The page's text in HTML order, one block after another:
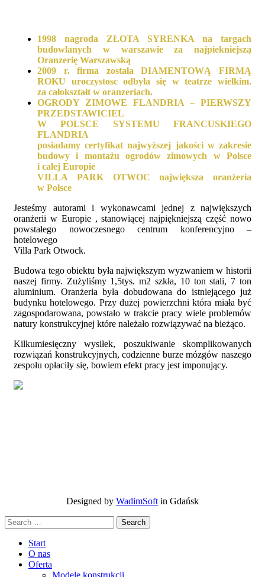
1998 nagroda ZŁOTA SYRENKA na targach
budowlanych w warszawie za najpiekniejszą
Oranzerię Warszawską
2009 r. firma została DIAMENTOWĄ FIRMĄ
ROKU uroczystosc odbyła się w teatrze wielkim.
za całokształt w oranzeriach.
OGRODY ZIMOWE FLANDRIA – PIERWSZY
PRZEDSTAWICIEL
W POLSCE SYSTEMU FRANCUSKIEGO
FLANDRIA
posiadamy certyfikat najwyższej jakości w zakresie
budowy i montażu ogrodów zimowych w Polsce
i całej Europie
VILLA PARK OTWOC największa oranżeria
w Polsce
Jesteśmy autorami i wykonawcami jednej z największych
oranżerii w Europie , stanowiącej najpiękniejszą część nowo
powstałego nowoczesnego centrum konferencyjno –
hotelowego
Villa Park Otwock.
Budowa tego obiektu była największym wyzwaniem w historii
naszej firmy. Zużyliśmy 1,5tys. m2 szkła, 10 ton stali, 7 ton
aluminium. Oranżeria była dobudowana do istniejącego już
budynku hotelowego. Przy dużej powierzchni która miała być
zagospodarowana, powstało w trakcie pracy wiele problemów
natury konstrukcyjnej które należało rozwiązywać na bieżąco.
Kilkumiesięczny wysiłek, poszukiwanie skomplikowanych
rozwiązań konstrukcyjnych, codzienne burze mózgów naszego
zespołu opłaciły się, bowiem efekt pracy jest imponujący.
Designed by WadimSoft in Gdańsk
Search
Start
O nas
Oferta
Modele konstrukcji